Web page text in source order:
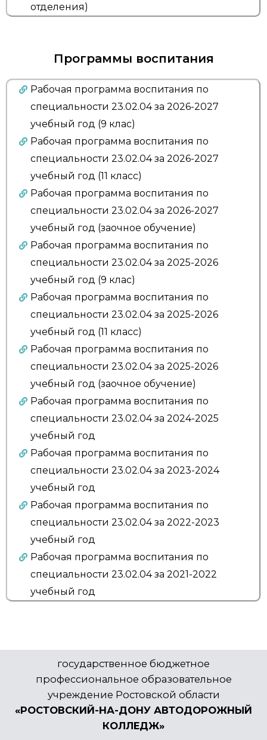
отделения)
Программы воспитания
Рабочая программа воспитания по
специальности 23.02.04 за 2026-2027
учебный год (9 клас)
Рабочая программа воспитания по
специальности 23.02.04 за 2026-2027
учебный год (11 класс)
Рабочая программа воспитания по
специальности 23.02.04 за 2026-2027
учебный год (заочное обучение)
Рабочая программа воспитания по
специальности 23.02.04 за 2025-2026
учебный год (9 клас)
Рабочая программа воспитания по
специальности 23.02.04 за 2025-2026
учебный год (11 класс)
Рабочая программа воспитания по
специальности 23.02.04 за 2025-2026
учебный год (заочное обучение)
Рабочая программа воспитания по
специальности 23.02.04 за 2024-2025
учебный год
Рабочая программа воспитания по
специальности 23.02.04 за 2023-2024
учебный год
Рабочая программа воспитания по
специальности 23.02.04 за 2022-2023
учебный год
Рабочая программа воспитания по
специальности 23.02.04 за 2021-2022
учебный год
государственное бюджетное
профессиональное образовательное
учреждение Ростовской области
«РОСТОВСКИЙ-НА-ДОНУ АВТОДОРОЖНЫЙ
КОЛЛЕДЖ»